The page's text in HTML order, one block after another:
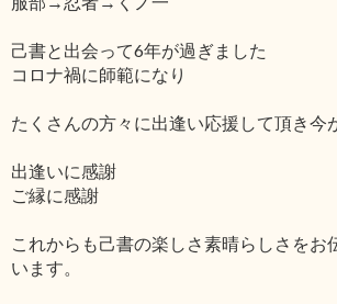
己書と出会って6年が過ぎました
コロナ禍に師範になり
たくさんの方々に出逢い応援して頂き今
出逢いに感謝
ご縁に感謝
これからも己書の楽しさ素晴らしさをお
います。